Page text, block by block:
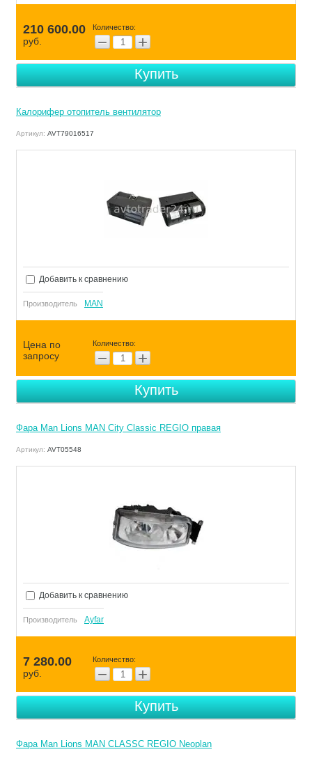
210 600.00
руб.
Количество:
− +
Купить
Калорифер отопитель вентилятор
Артикул: AVT79016517
Добавить к сравнению
Производитель MAN
Цена по
запросу
Количество:
− +
Купить
Фара Man Lions MAN City Classic REGIO правая
Артикул: AVT05548
Добавить к сравнению
Производитель Ayfar
7 280.00
руб.
Количество:
− +
Купить
Фара Man Lions MAN CLASSC REGIO Neoplan